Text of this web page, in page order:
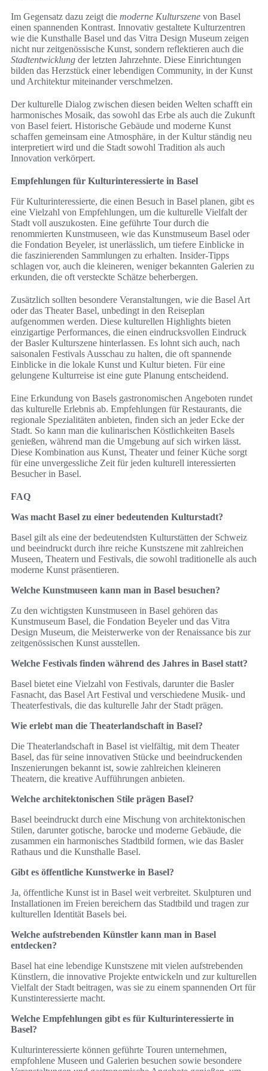
Im Gegensatz dazu zeigt die moderne Kulturszene von Basel
einen spannenden Kontrast. Innovativ gestaltete Kulturzentren
wie die Kunsthalle Basel und das Vitra Design Museum zeigen
nicht nur zeitgenössische Kunst, sondern reflektieren auch die
Stadtentwicklung der letzten Jahrzehnte. Diese Einrichtungen
bilden das Herzstück einer lebendigen Community, in der Kunst
und Architektur miteinander verschmelzen.
Der kulturelle Dialog zwischen diesen beiden Welten schafft ein
harmonisches Mosaik, das sowohl das Erbe als auch die Zukunft
von Basel feiert. Historische Gebäude und moderne Kunst
schaffen gemeinsam eine Atmosphäre, in der Kultur ständig neu
interpretiert wird und die Stadt sowohl Tradition als auch
Innovation verkörpert.
Empfehlungen für Kulturinteressierte in Basel
Für Kulturinteressierte, die einen Besuch in Basel planen, gibt es
eine Vielzahl von Empfehlungen, um die kulturelle Vielfalt der
Stadt voll auszukosten. Eine geführte Tour durch die
renommierten Kunstmuseen, wie das Kunstmuseum Basel oder
die Fondation Beyeler, ist unerlässlich, um tiefere Einblicke in
die faszinierenden Sammlungen zu erhalten. Insider-Tipps
schlagen vor, auch die kleineren, weniger bekannten Galerien zu
erkunden, die oft versteckte Schätze beherbergen.
Zusätzlich sollten besondere Veranstaltungen, wie die Basel Art
oder das Theater Basel, unbedingt in den Reiseplan
aufgenommen werden. Diese kulturellen Highlights bieten
einzigartige Performances, die einen eindrucksvollen Eindruck
der Basler Kulturszene hinterlassen. Es lohnt sich auch, nach
saisonalen Festivals Ausschau zu halten, die oft spannende
Einblicke in die lokale Kunst und Kultur bieten. Für eine
gelungene Kulturreise ist eine gute Planung entscheidend.
Eine Erkundung von Basels gastronomischen Angeboten rundet
das kulturelle Erlebnis ab. Empfehlungen für Restaurants, die
regionale Spezialitäten anbieten, finden sich an jeder Ecke der
Stadt. So kann man die kulinarischen Köstlichkeiten Basels
genießen, während man die Umgebung auf sich wirken lässt.
Diese Kombination aus Kunst, Theater und feiner Küche sorgt
für eine unvergessliche Zeit für jeden kulturell interessierten
Besucher in Basel.
FAQ
Was macht Basel zu einer bedeutenden Kulturstadt?
Basel gilt als eine der bedeutendsten Kulturstätten der Schweiz
und beeindruckt durch ihre reiche Kunstszene mit zahlreichen
Museen, Theatern und Festivals, die sowohl traditionelle als auch
moderne Kunst präsentieren.
Welche Kunstmuseen kann man in Basel besuchen?
Zu den wichtigsten Kunstmuseen in Basel gehören das
Kunstmuseum Basel, die Fondation Beyeler und das Vitra
Design Museum, die Meisterwerke von der Renaissance bis zur
zeitgenössischen Kunst ausstellen.
Welche Festivals finden während des Jahres in Basel statt?
Basel bietet eine Vielzahl von Festivals, darunter die Basler
Fasnacht, das Basel Art Festival und verschiedene Musik- und
Theaterfestivals, die das kulturelle Jahr der Stadt prägen.
Wie erlebt man die Theaterlandschaft in Basel?
Die Theaterlandschaft in Basel ist vielfältig, mit dem Theater
Basel, das für seine innovativen Stücke und beeindruckenden
Inszenierungen bekannt ist, sowie zahlreichen kleineren
Theatern, die kreative Aufführungen anbieten.
Welche architektonischen Stile prägen Basel?
Basel beeindruckt durch eine Mischung von architektonischen
Stilen, darunter gotische, barocke und moderne Gebäude, die
zusammen ein harmonisches Stadtbild formen, wie das Basler
Rathaus und die Kunsthalle Basel.
Gibt es öffentliche Kunstwerke in Basel?
Ja, öffentliche Kunst ist in Basel weit verbreitet. Skulpturen und
Installationen im Freien bereichern das Stadtbild und tragen zur
kulturellen Identität Basels bei.
Welche aufstrebenden Künstler kann man in Basel
entdecken?
Basel hat eine lebendige Kunstszene mit vielen aufstrebenden
Künstlern, die innovative Projekte entwickeln und zur kulturellen
Vielfalt der Stadt beitragen, was sie zu einem spannenden Ort für
Kunstinteressierte macht.
Welche Empfehlungen gibt es für Kulturinteressierte in
Basel?
Kulturinteressierte können geführte Touren unternehmen,
empfohlene Museen und Galerien besuchen sowie besondere